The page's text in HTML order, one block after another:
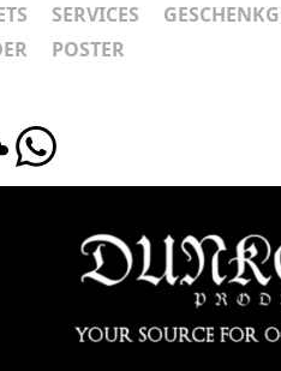
SERVICES
POSTER